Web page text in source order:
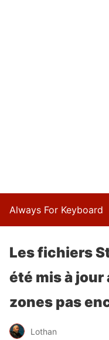
Always For Keyboard
Les fichiers
été mis à
zones pas
Lothan